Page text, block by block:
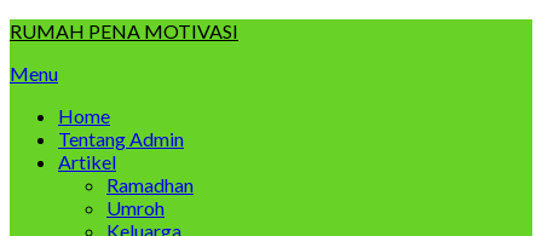
Skip
content
RUMAH PENA MOTIVASI
Menu
Home
Tentang Admin
Artikel
Ramadhan
Umroh
Keluarga